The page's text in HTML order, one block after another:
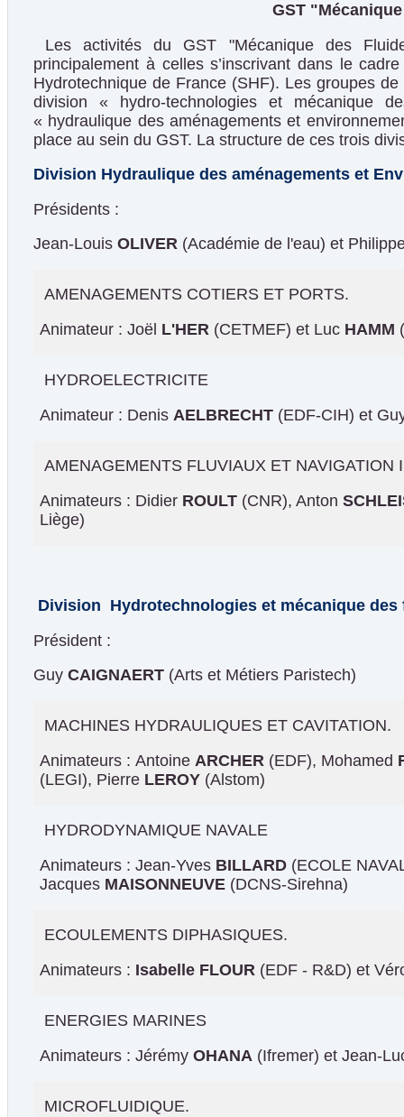
GST
Les activités du GST "Mécanique des
principalement à celles s’inscrivant dans le
Hydrotechnique de France (SHF). Les groupes
division « hydro-technologies et mécanique
« hydraulique des aménagements et
place au sein du GST. La structure de ces trois
Division Hydraulique des aménagements et
Présidents :
Jean-LouisOLIVER (Académie de l'eau) et
AMENAGEMENTS COTIERS ET PORTS.
Animateur : Joël L'HER (CETMEF) et Luc HAMM
HYDROELECTRICITE
Animateur : DenisAELBRECHT (EDF-CIH) et
AMENAGEMENTS FLUVIAUX ET NAVIGATION
Animateurs : Didier ROULT (CNR), Anton
Liège)
Division Hydrotechnologies et mécanique des
Président :
GuyCAIGNAERT (Arts et Métiers Paristech)
MACHINES HYDRAULIQUES ET CAVITATION.
Animateurs : AntoineARCHER (EDF), Mohamed
(LEGI), Pierre LEROY (Alstom)
HYDRODYNAMIQUE NAVALE
Animateurs : Jean-Yves BILLARD (ECOLE
Jacques MAISONNEUVE (DCNS-Sirehna)
ECOULEMENTS DIPHASIQUES.
Animateurs : Isabelle FLOUR (EDF - R&D) et
ENERGIES MARINES
Animateurs : JérémyOHANA (Ifremer) et Jean-
MICROFLUIDIQUE.